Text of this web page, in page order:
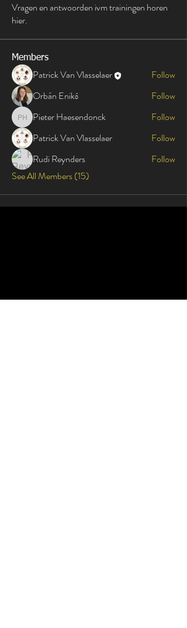
Vragen en antwoorden ivm trainingen horen
hier.
Members
Patrick Van Vlasselaer
Follow
Orbán Enikő
Follow
Pieter Haesendonck
Pieter Haesendonck
Follow
Patrick Van Vlasselaer
Follow
Rudi Reynders
Follow
See All Members (15)